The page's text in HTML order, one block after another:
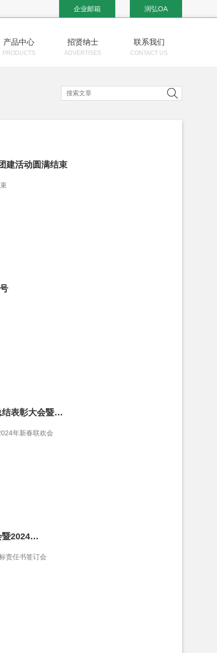
润弘OA
企业邮箱
产品中心
PRODUCTS
招贤纳士
ADVERTISES
联系我们
CONTACT US
建活动圆满结束
表彰大会暨…
年新春联欢会
暨2024…
责任书签订会